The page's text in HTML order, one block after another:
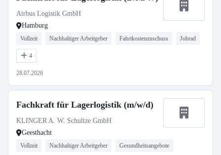
Airbus Logistik GmbH
Hamburg
Vollzeit Nachhaltiger Arbeitgeber Fahrtkostenzuschuss Jobrad
4
28.07.2026
Fachkraft für Lagerlogistik (m/w/d)
KLINGER A. W. Schultze GmbH
Geesthacht
Vollzeit Nachhaltiger Arbeitgeber Gesundheitsangebote